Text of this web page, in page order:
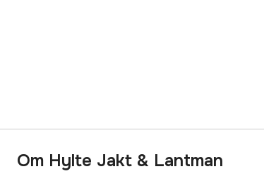
Om Hylte Jakt & Lantman